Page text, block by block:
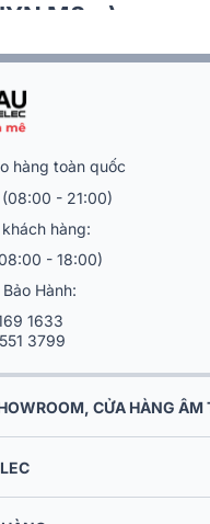
M8...)
hàng toàn quốc
(08:00 - 21:00)
hàng:
- 18:00)
Hành:
1633
3799
CỬA HÀNG ÂM